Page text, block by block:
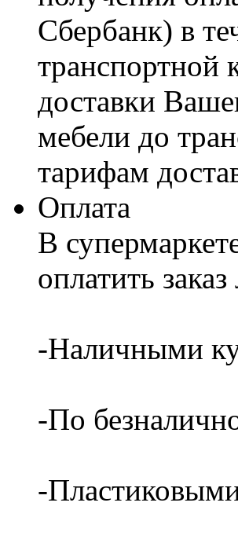
Сбербанк) в
транспортной
доставки
мебели до
тарифам
Оплата
В
оплатить
-Наличными
-По
-